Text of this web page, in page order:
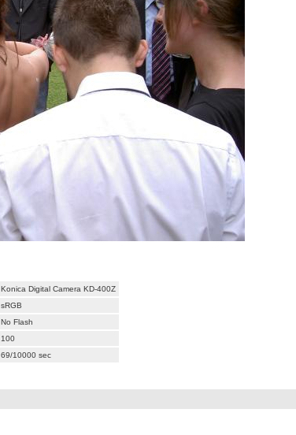
Konica Digital Camera KD-400Z
sRGB
No Flash
100
69/10000 sec